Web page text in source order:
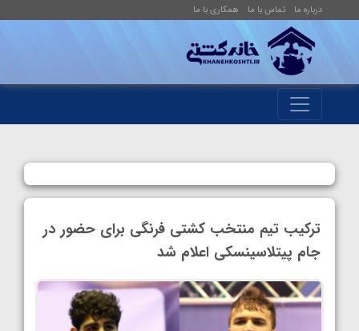
درباره ما تماس با ما همکاری با ما
ترکیب تیم منتخب کشتی فرنگی برای حضور در
جام پیتلاسینسکی اعلام شد